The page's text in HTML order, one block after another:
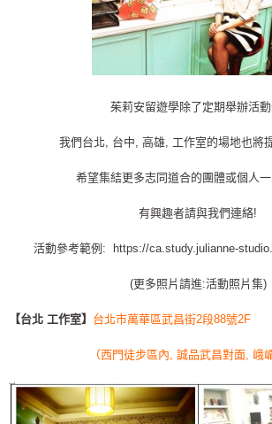
茱莉安留遊學除了定期舉辦活動
我們台北, 台中, 高雄, 工作室的場地也將
希望集結更多志同道合的團體或個人
有興趣者請與我們連絡!
活動參考範例: https://ca.study.julianne-
(更多照片請進:活動照片集)
【台北 工作室】 台北市萬華區武昌街2段88號2F
（西門徒步區內, 誠品武昌對面, 峨嵋停